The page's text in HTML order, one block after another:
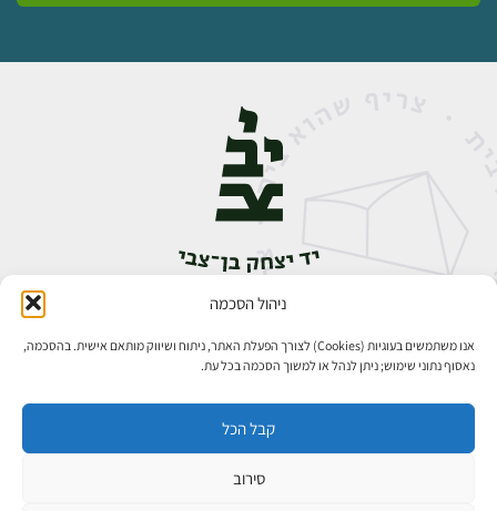
ניהול הסכמה
אנו משתמשים בעוגיות (Cookies) לצורך הפעלת האתר, ניתוח ושיווק מותאם אישית. בהסכמה,
נאסוף נתוני שימוש; ניתן לנהל או למשוך הסכמה בכל עת.
קבל הכל
סירוב
אבן גבירול 14, רחביה, ירושלים